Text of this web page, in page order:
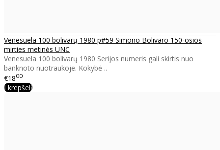
Venesuela 100 bolivarų 1980 p#59 Simono Bolivaro 150-osios
mirties metinės UNC
Venesuela 100 bolivarų 1980 Serijos numeris gali skirtis nuo
banknoto nuotraukoje. Kokybė ..
€1800
Į krepšelį